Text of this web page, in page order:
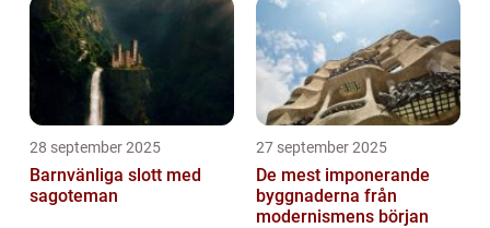
28 september 2025
Barnvänliga slott med
sagoteman
27 september 2025
De mest imponerande
byggnaderna från
modernismens början